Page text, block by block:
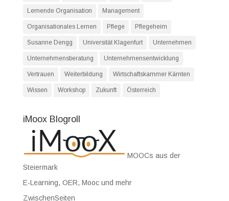
Lernende Organisation Management
Organisationales Lernen Pflege Pflegeheim
Susanne Dengg Universität Klagenfurt Unternehmen
Unternehmensberatung Unternehmensentwicklung
Vertrauen Weiterbildung Wirtschaftskammer Kärnten
Wissen Workshop Zukunft Österreich
iMoox Blogroll
MOOCs aus der
Steiermark
E-Learning, OER, Mooc und mehr
ZwischenSeiten